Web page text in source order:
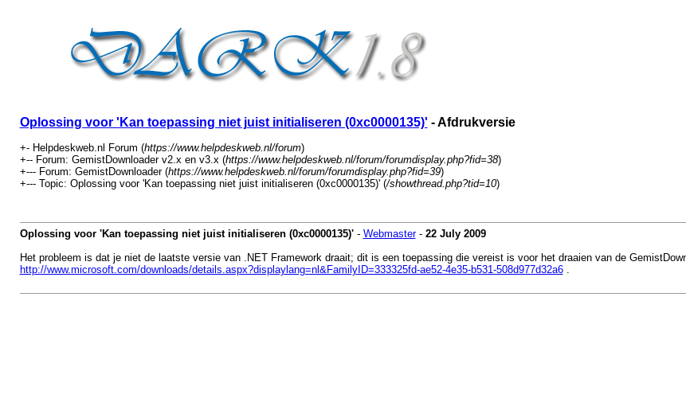
Oplossing voor 'Kan toepassing niet juist initialiseren (0xc0000135)' - Afdrukversie
+- Helpdeskweb.nl Forum (https://www.helpdeskweb.nl/forum)
+-- Forum: GemistDownloader v2.x en v3.x (https://www.helpdeskweb.nl/forum/forumdisplay.php?fid=38)
+--- Forum: GemistDownloader (https://www.helpdeskweb.nl/forum/forumdisplay.php?fid=39)
+--- Topic: Oplossing voor 'Kan toepassing niet juist initialiseren (0xc0000135)' (/showthread.php?tid=10)
Oplossing voor 'Kan toepassing niet juist initialiseren (0xc0000135)'- Webmaster- 22 July 2009
Het probleem is dat je niet de laatste versie van .NET Framework draait; dit is een toepassing die vereist is voor het draaien van de
http://www.microsoft.com/downloads/details.aspx?displaylang=nl&FamilyID=333325fd-ae52-4e35-b531-508d977d32a6.